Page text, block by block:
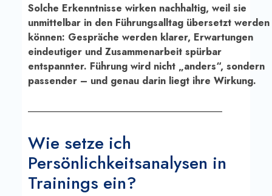
Solche Erkenntnisse wirken nachhaltig, weil sie
unmittelbar in den Führungsalltag übersetzt werden
können: Gespräche werden klarer, Erwartungen
eindeutiger und Zusammenarbeit spürbar
entspannter. Führung wird nicht „anders“, sondern
passender – und genau darin liegt ihre Wirkung.
Wie setze ich
Persönlichkeitsanalysen in
Trainings ein?